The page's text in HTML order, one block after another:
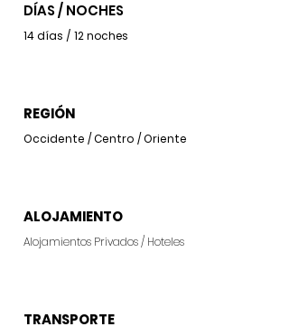
DÍAS / NOCHES
14 días / 12 noches
REGIÓN
Occidente / Centro / Oriente
ALOJAMIENTO
Alojamientos Privados / Hoteles
TRANSPORTE